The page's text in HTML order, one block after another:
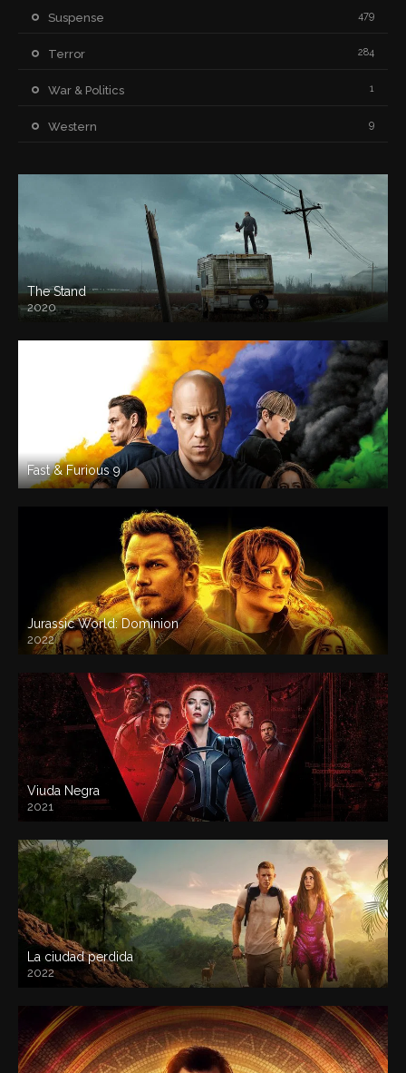
Suspense 479
Terror 284
War & Politics 1
Western 9
The Stand
2020
Fast & Furious 9
Jurassic World: Dominion
2022
Viuda Negra
2021
La ciudad perdida
2022